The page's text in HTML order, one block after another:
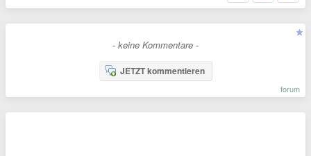
- keine Kommentare -
JETZT kommentieren
forum